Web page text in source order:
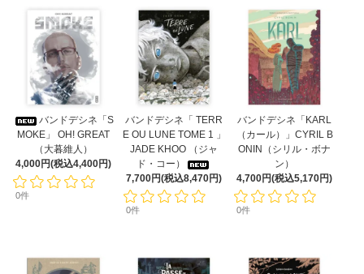
バンドデシネ「S
MOKE」 OH! GREAT
（大暮維人）
4,000円(税込4,400円)
0件
バンドデシネ「 TERR
E OU LUNE TOME 1 」
JADE KHOO （ジャ
ド・コー）
7,700円(税込8,470円)
0件
バンドデシネ「KARL
（カール）」CYRIL B
ONIN（シリル・ボナ
ン）
4,700円(税込5,170円)
0件